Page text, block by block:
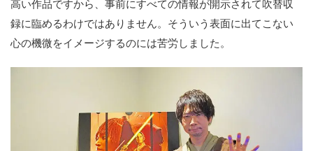
高い作品ですから、事前にすべての情報が開示されて吹替収
録に臨めるわけではありません。そういう表面に出てこない
心の機微をイメージするのには苦労しました。